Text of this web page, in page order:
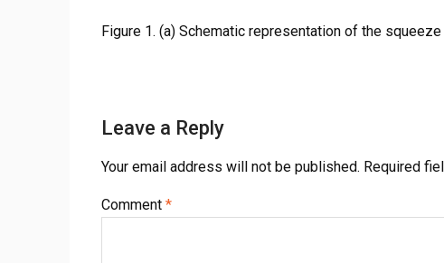
Figure 1. (a) Schematic representation of the
Leave a Reply
Your email address will not be published. Required
Comment *